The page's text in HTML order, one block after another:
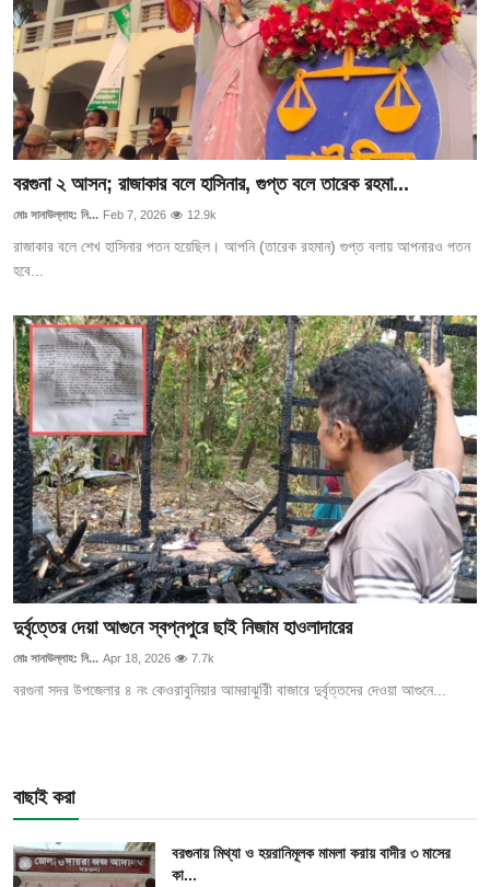
বরগুনা ২ আসন; রাজাকার বলে হাসিনার, গুপ্ত বলে তারেক রহমা...
মোঃ সানাউল্লাহ: নি... Feb 7, 2026 12.9k
রাজাকার বলে শেখ হাসিনার পতন হয়েছিল। আপনি (তারেক রহমান) গুপ্ত বলায় আপনারও পতন
হবে...
দুর্বৃত্তের দেয়া আগুনে স্বপ্নপুরে ছাই নিজাম হাওলাদারের
মোঃ সানাউল্লাহ: নি... Apr 18, 2026 7.7k
বরগুনা সদর উপজেলার ৪ নং কেওরাবুনিয়ার আমরাঝুরিী বাজারে দুর্বৃত্তদের দেওয়া আগুনে...
বাছাই করা
বরগুনায় মিথ্যা ও হয়রানিমূলক মামলা করায় বাদীর ৩ মাসের
কা...